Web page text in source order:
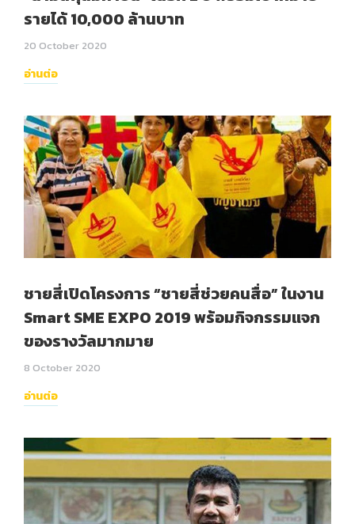
รายได้ 10,000 ล้านบาท
20 October 2020
อ่านต่อ
ชายสี่เปิดโครงการ “ชายสี่ช่วยคนสื่อ” ในงาน
Smart SME EXPO 2019 พร้อมกิจกรรมแจก
ของรางวัลมากมาย
8 October 2020
อ่านต่อ